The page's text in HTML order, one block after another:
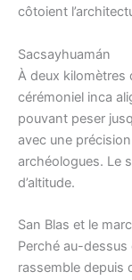
côtoient
Sacsayhuamán
À deux kilomètres
cérémoniel inca
pouvant peser
avec une
archéologues. Le
d’altitude.
San Blas et le
Perché au-
rassemble depuis